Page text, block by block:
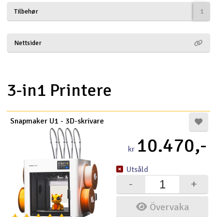
Båtar
Drönare
Flygplan
Helikopter
Kamerautrustning
Modellbygg- och byggsatser
Modelljärnväg
Motor & tillbehör
Tilbehør 1
Nettsider
3-in1 Printere
Snapmaker U1 - 3D-skrivare
kr 10.470,-
Övervaka
+
-
Utsåld